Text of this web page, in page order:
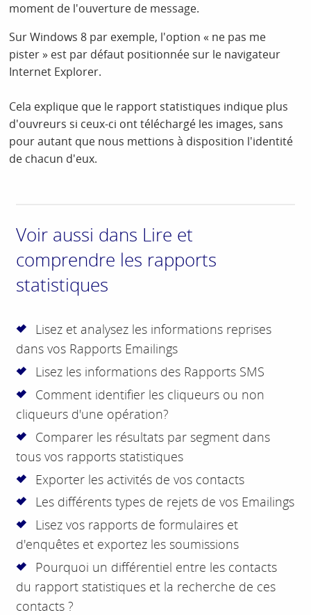
moment de l'ouverture de message.
Sur Windows 8 par exemple, l'option « ne pas me
pister » est par défaut positionnée sur le navigateur
Internet Explorer.
Cela explique que le rapport statistiques indique plus
d'ouvreurs si ceux-ci ont téléchargé les images, sans
pour autant que nous mettions à disposition l'identité
de chacun d'eux.
Voir aussi dans Lire et
comprendre les rapports
statistiques
Lisez et analysez les informations reprises
dans vos Rapports Emailings
Lisez les informations des Rapports SMS
Comment identifier les cliqueurs ou non
cliqueurs d'une opération?
Comparer les résultats par segment dans
tous vos rapports statistiques
Exporter les activités de vos contacts
Les différents types de rejets de vos Emailings
Lisez vos rapports de formulaires et
d'enquêtes et exportez les soumissions
Pourquoi un différentiel entre les contacts
du rapport statistiques et la recherche de ces
contacts ?